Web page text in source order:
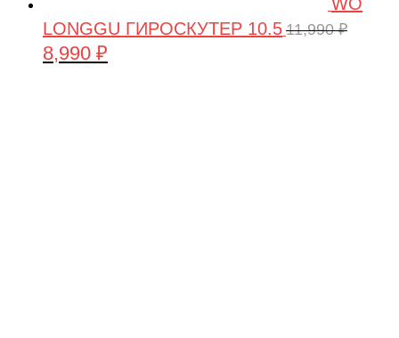
LONGGU ГИРОСКУТЕР 10.5 11,990₽
Первоначальная
8,990 ₽